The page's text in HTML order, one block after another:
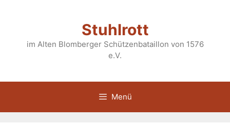
Stuhlrott
im Alten Blomberger Schützenbataillon von 1576
e.V.
Menü